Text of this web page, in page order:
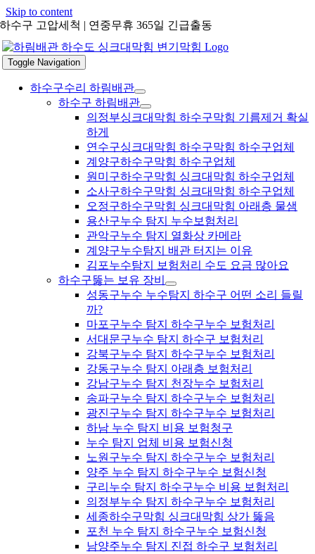
Skip to content
하수구 고압세척 | 연중무휴 365일 긴급출동
Toggle Navigation
하수구수리 하림배관
하수구 하림배관
의정부싱크대막힘 하수구막힘 기름제거 확실
하게
연수구싱크대막힘 하수구막힘 하수구업체
계양구하수구막힘 하수구업체
원미구하수구막힘 싱크대막힘 하수구업체
소사구하수구막힘 싱크대막힘 하수구업체
오정구하수구막힘 싱크대막힘 아래층 물샘
용산구누수 탐지 누수보험처리
관악구누수 탐지 열화상 카메라
계양구누수탐지 배관 터지는 이유
김포누수탐지 보험처리 수도 요금 많아요
하수구뚫는 보유 장비
성동구누수 누수탐지 하수구 어떤 소리 들릴
까?
마포구누수 탐지 하수구누수 보험처리
서대문구누수 탐지 하수구 보험처리
강북구누수 탐지 하수구누수 보험처리
강동구누수 탐지 아래층 보험처리
강남구누수 탐지 천장누수 보험처리
송파구누수 탐지 하수구누수 보험처리
광진구누수 탐지 하수구누수 보험처리
하남 누수 탐지 비용 보험청구
누수 탐지 업체 비용 보험신청
노원구누수 탐지 하수구누수 보험처리
양주 누수 탐지 하수구누수 보험신청
구리누수 탐지 하수구누수 비용 보험처리
의정부누수 탐지 하수구누수 보험처리
세종하수구막힘 싱크대막힘 상가 뚫음
포천 누수 탐지 하수구누수 보험신청
남양주누수 탐지 진접 하수구 보험처리